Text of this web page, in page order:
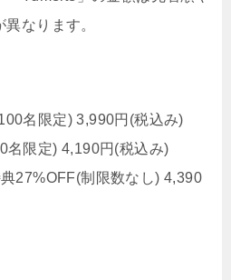
なります。
名限定) 3,990円(税込み)
名限定) 4,190円(税込み)
27%OFF(制限数なし) 4,390